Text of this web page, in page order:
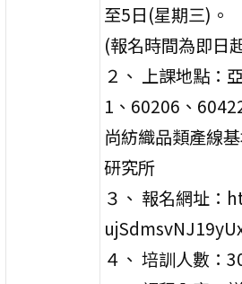
至5日(星期三)。
(報名時間為即日
２、 上課地點：
1、60206、
尚紡織品類產線
研究所
３、 報名網址
４、 培訓人數：